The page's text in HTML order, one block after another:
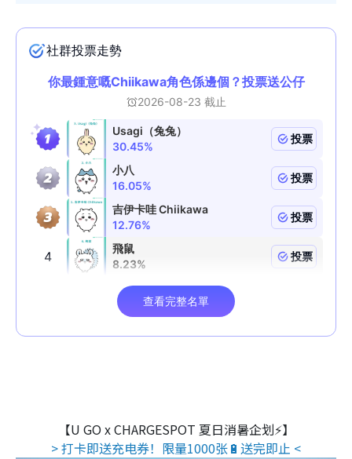
【U GO x CHARGESPOT 夏日消暑企划⚡】
> 打卡即送充电券！限量1000张🔋送完即止 <